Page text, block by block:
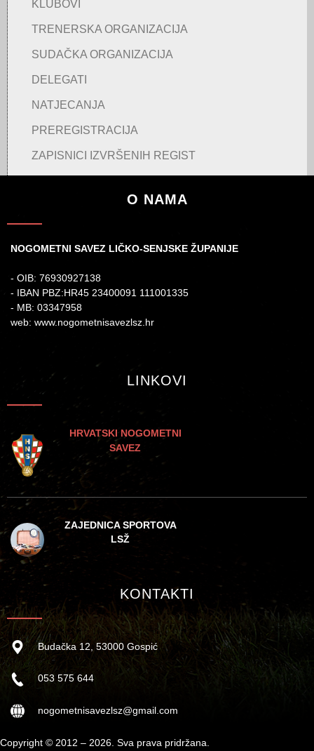
KLUBOVI
TRENERSKA ORGANIZACIJA
SUDAČKA ORGANIZACIJA
DELEGATI
NATJECANJA
PREREGISTRACIJA
ZAPISNICI IZVRŠENIH REGIST
O NAMA
NOGOMETNI SAVEZ LIČKO-SENJSKE ŽUPANIJE
- OIB: 76930927138
- IBAN PBZ:HR45 23400091 111001335
- MB: 03347958
web: www.nogometnisavezlsz.hr
LINKOVI
HRVATSKI NOGOMETNI
SAVEZ
ZAJEDNICA SPORTOVA
LSŽ
KONTAKTI
Budačka 12, 53000 Gospić
053 575 644
nogometnisavezlsz@gmail.com
Copyright © 2012 – 2026. Sva prava pridržana.